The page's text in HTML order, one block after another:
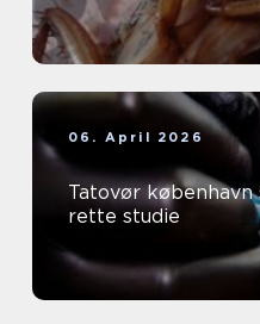
06. April 2026
Tatovør københavn sådan vælger du det
rette studie